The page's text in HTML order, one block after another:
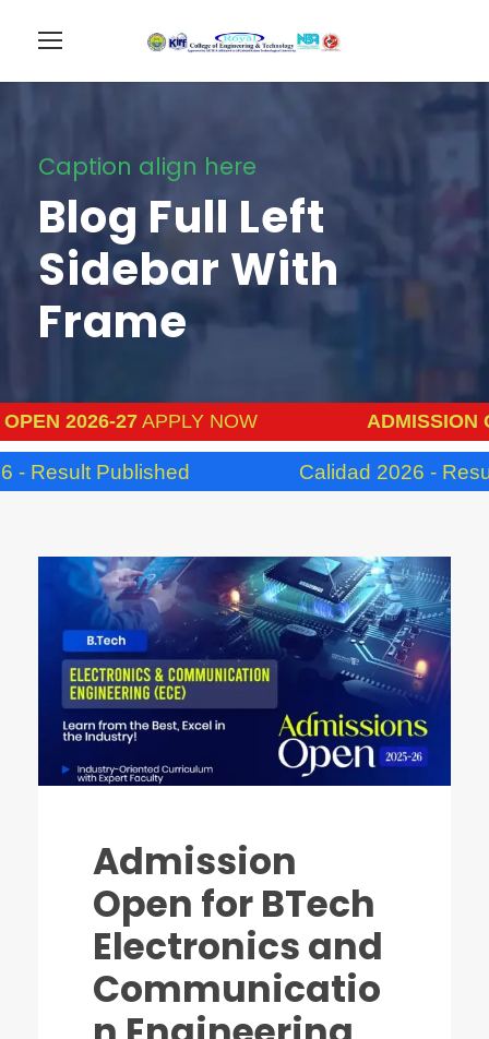
Caption align here
Blog Full Left
Sidebar With
Frame
2026-27APPLY NOW ADMISSION
Published Calidad 2026 - Result
Admission
Open for BTech
Electronics and
Communicatio